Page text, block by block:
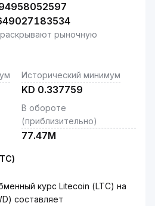
рыночную
Исторический минимум
KD 0.337759
В обороте
(приблизительно)
77.47M
курс Litecoin (LTC) на
составляет